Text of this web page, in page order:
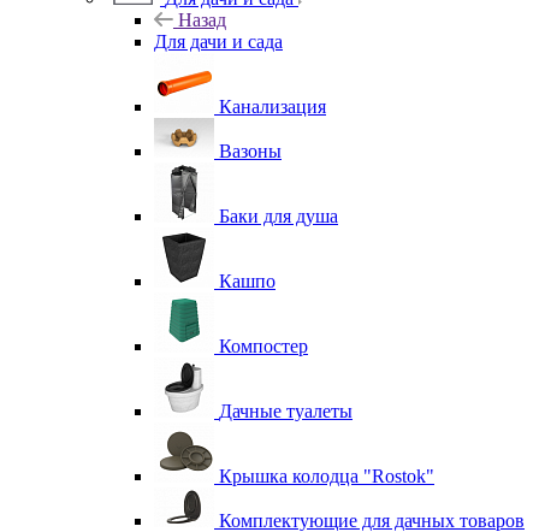
Назад
Для дачи и сада
Канализация
Вазоны
Баки для душа
Кашпо
Компостер
Дачные туалеты
Крышка колодца "Rostok"
Комплектующие для дачных товаров